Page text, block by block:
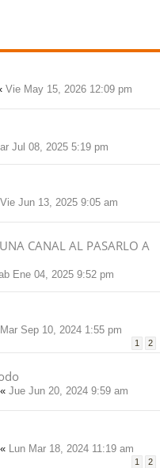
Vie May 15, 2026 12:09 pm
Jul 08, 2025 5:19 pm
Vie Jun 13, 2025 9:05 am
CANAL AL PASARLO A
Ene 04, 2025 9:52 pm
Mar Sep 10, 2024 1:55 pm
1 2
« Jue Jun 20, 2024 9:59 am
« Lun Mar 18, 2024 11:19 am
1 2